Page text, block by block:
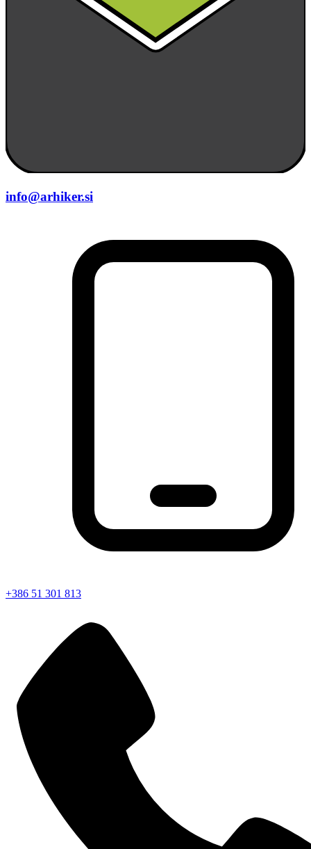
info@arhiker.si
+386 51 301 813